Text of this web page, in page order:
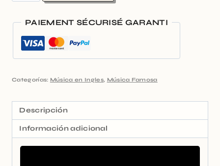
PAIEMENT SÉCURISÉ GARANTI
Categorías: Música en Ingles, Música Famosa
Descripción
Información adicional